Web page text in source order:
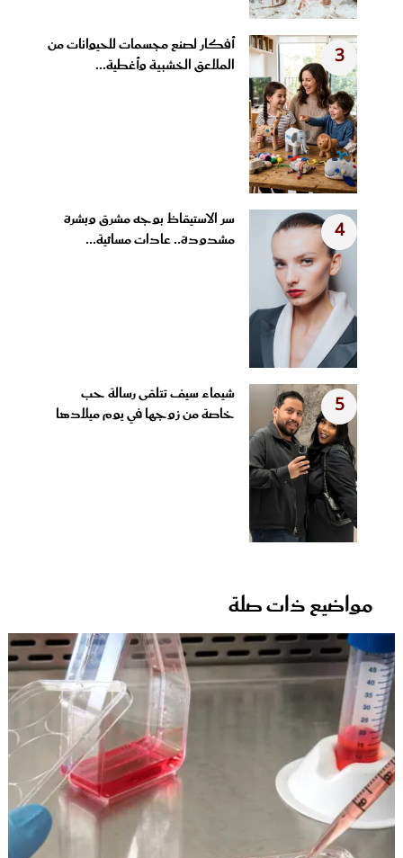
3
أفكار لصنع مجسمات للحيوانات من
الملاعق الخشبية وأغطية...
4
سر الاستيقاظ بوجه مشرق وبشرة
مشدودة.. عادات مسائية...
5
شيماء سيف تتلقى رسالة حب
خاصة من زوجها في يوم ميلادها
مواضيع ذات صلة